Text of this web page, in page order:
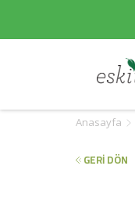
Anasayfa
GERİ DÖN